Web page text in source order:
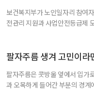
보건복지부가 노인일자리 참여
전관리 지원과 사업안전등급제
후속조치 등 노인일자리 전반의
팔자주름 생겨 고민이라
팔자주름은 콧방울 옆에서 입가
과 오목하게 들어간 부분의 경